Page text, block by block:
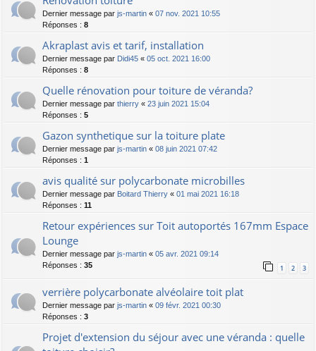
Dernier message par js-martin « 07 nov. 2021 10:55
Réponses : 8
Akraplast avis et tarif, installation
Dernier message par Didi45 « 05 oct. 2021 16:00
Réponses : 8
Quelle rénovation pour toiture de véranda?
Dernier message par thierry « 23 juin 2021 15:04
Réponses : 5
Gazon synthetique sur la toiture plate
Dernier message par js-martin « 08 juin 2021 07:42
Réponses : 1
avis qualité sur polycarbonate microbilles
Dernier message par Boitard Thierry « 01 mai 2021 16:18
Réponses : 11
Retour expériences sur Toit autoportés 167mm Espace
Lounge
Dernier message par js-martin « 05 avr. 2021 09:14
Réponses : 35 1 2 3
verrière polycarbonate alvéolaire toit plat
Dernier message par js-martin « 09 févr. 2021 00:30
Réponses : 3
Projet d'extension du séjour avec une véranda : quelle